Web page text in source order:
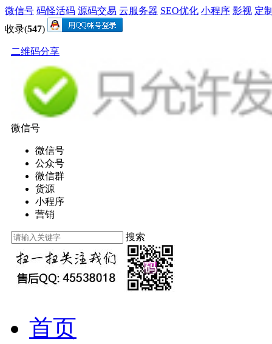
微信号 码怪活码 源码交易 云服务器 SEO优化 小程序 影视 定
收录(547)
二维码分享
微信号
微信号
公众号
微信群
货源
小程序
营销
搜索
首页